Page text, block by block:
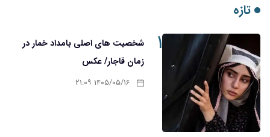
تازه
۱
شخصیت های اصلی بامداد خمار در
زمان قاجار/ عکس
۱۴۰۵/۰۵/۱۶ ۲۱:۰۹